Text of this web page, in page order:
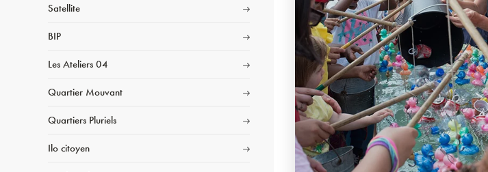
Satellite
BIP
Les Ateliers 04
Quartier Mouvant
Quartiers Pluriels
Ilo citoyen